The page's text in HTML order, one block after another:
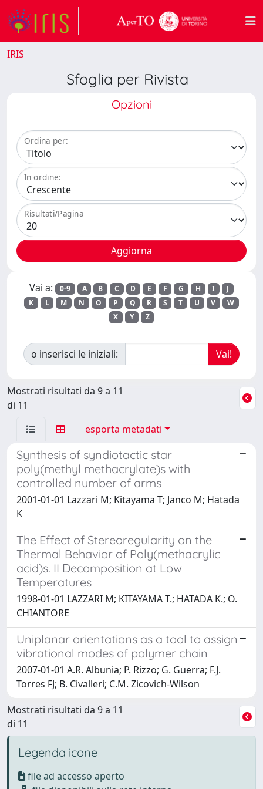
IRIS
Sfoglia per Rivista
Opzioni
Ordina per:
In ordine:
Risultati/Pagina
Vai a: 0-9 A B C D E F G H I
J
K
L M N O P Q R S T U V
W
X
Y Z
o inserisci le iniziali:
Mostrati risultati da 9 a 11
di 11
esporta metadati
Synthesis of syndiotactic star
poly(methyl methacrylate)s with
controlled number of arms
2001-01-01 Lazzari M; Kitayama T; Janco M; Hatada
K
The Effect of Stereoregularity on the
Thermal Behavior of Poly(methacrylic
acid)s. II Decomposition at Low
Temperatures
1998-01-01 LAZZARI M; KITAYAMA T.; HATADA K.; O.
CHIANTORE
Uniplanar orientations as a tool to assign
vibrational modes of polymer chain
2007-01-01 A.R. Albunia; P. Rizzo; G. Guerra; F.J.
Torres FJ; B. Civalleri; C.M. Zicovich-Wilson
Mostrati risultati da 9 a 11
di 11
Legenda icone
file ad accesso aperto